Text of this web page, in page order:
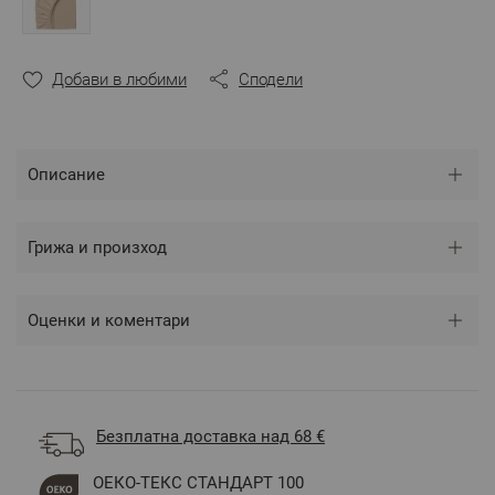
Добави в любими Сподели
Описание
Грижа и произход
Оценки и коментари
Безплатна доставка над 68 €
ОЕКО-ТЕКС СТАНДАРТ 100